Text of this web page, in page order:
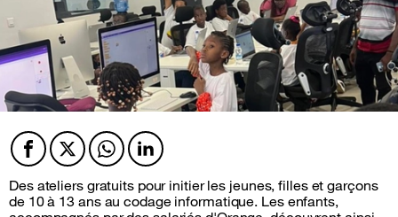
Facebook
TwitterTwitterTwitter
Des ateliers gratuits pour initier les jeunes, filles et garçons
de 10 à 13 ans au codage informatique. Les enfants,